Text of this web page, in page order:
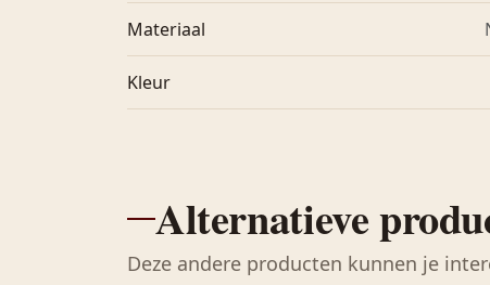
Materiaal
Kleur
Alternatieve
Deze andere producten kunnen je